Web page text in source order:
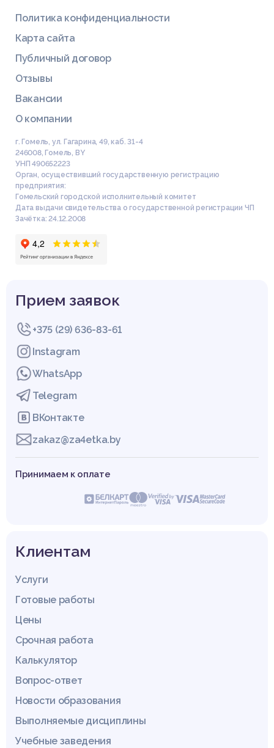
Политика конфиденциальности
Карта сайта
Публичный договор
Отзывы
Вакансии
О компании
г. Гомель, ул. Гагарина, 49, каб. 31-4
246008, Гомель, BY
УНП 490652223
Орган, осуществивший государственную регистрацию
предприятия:
Гомельский городской исполнительный комитет
Дата выдачи свидетельства о государственной регистрации ЧП
Зачётка: 24.12.2008
Прием заявок
+375 (29) 636-83-61
Instagram
WhatsApp
Telegram
ВКонтакте
zakaz@za4etka.by
Принимаем к оплате
Клиентам
Услуги
Готовые работы
Цены
Срочная работа
Калькулятор
Вопрос-ответ
Новости образования
Выполняемые дисциплины
Учебные заведения